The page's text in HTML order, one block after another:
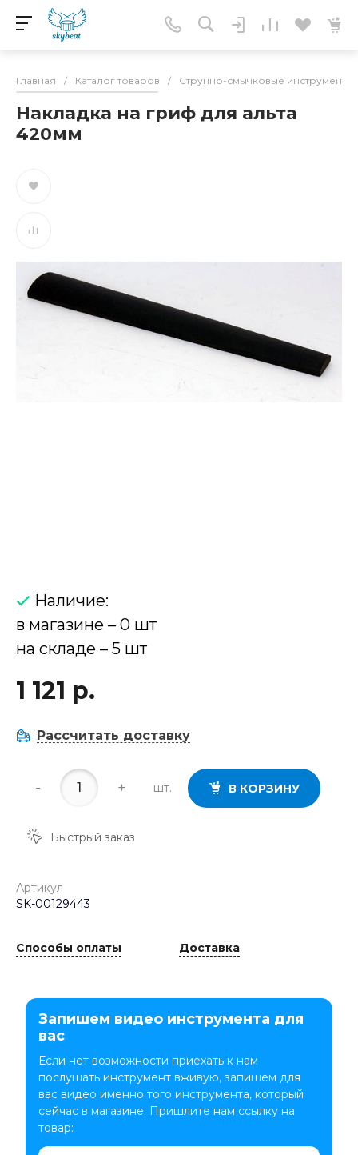
Главная / Каталог товаров / Струнно-смычковые инструменты
Накладка на гриф для альта
420мм
Наличие:
в магазине – 0 шт
на складе – 5 шт
1 121 р.
Рассчитать доставку
- + шт. В КОРЗИНУ
Быстрый заказ
Артикул
SK-00129443
Способы оплаты Доставка
Запишем видео инструмента для
вас
Если нет возможности приехать к нам
послушать инструмент вживую, запишем для
вас видео именно того инструмента, который
сейчас в магазине. Пришлите нам ссылку на
товар: